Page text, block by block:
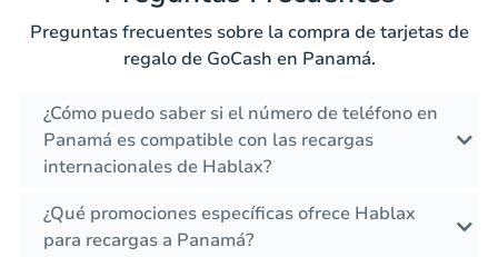
Preguntas frecuentes sobre la compra de tarjetas de
regalo de GoCash en Panamá.
¿Cómo puedo saber si el número de teléfono en
Panamá es compatible con las recargas
internacionales de Hablax?
¿Qué promociones específicas ofrece Hablax
para recargas a Panamá?